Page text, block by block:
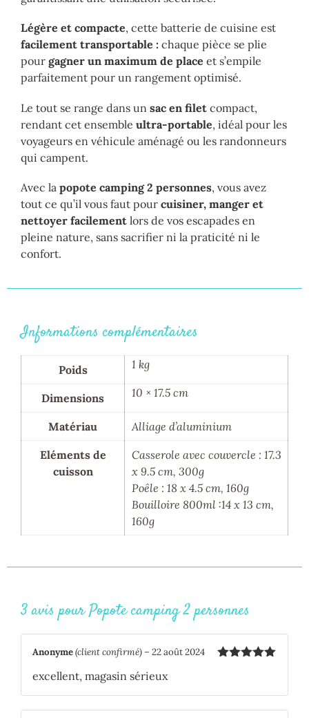
Légère et compacte, cette batterie de cuisine est
facilement transportable : chaque pièce se plie
pour gagner un maximum de place et s’empile
parfaitement pour un rangement optimisé.
Le tout se range dans un sac en filet compact,
rendant cet ensemble ultra-portable, idéal pour les
voyageurs en véhicule aménagé ou les randonneurs
qui campent.
Avec la popote camping 2 personnes, vous avez
tout ce qu’il vous faut pour cuisiner, manger et
nettoyer facilement lors de vos escapades en
pleine nature, sans sacrifier ni la praticité ni le
confort.
Informations complémentaires
Poids 1 kg
Dimensions 10 × 17.5 cm
Matériau Alliage d’aluminium
Eléments de
cuisson
Casserole avec couvercle : 17.3
x 9.5 cm, 300g
Poêle : 18 x 4.5 cm, 160g
Bouilloire 800ml :14 x 13 cm,
160g
3 avis pourPopote camping 2 personnes
Anonyme(client confirmé) – 22 août 2024
excellent, magasin sérieux